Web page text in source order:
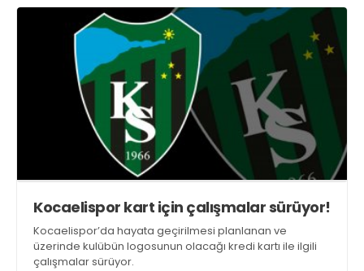
Kocaelispor kart için çalışmalar sürüyor!
Kocaelispor’da hayata geçirilmesi planlanan ve
üzerinde kulübün logosunun olacağı kredi kartı ile ilgili
çalışmalar sürüyor.